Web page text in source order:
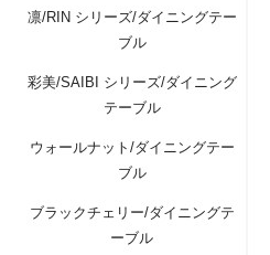
凛/RIN シリーズ/ダイニングテー
ブル
彩美/SAIBI シリーズ/ダイニング
テーブル
ウォールナット/ダイニングテー
ブル
ブラックチェリー/ダイニングテ
ーブル